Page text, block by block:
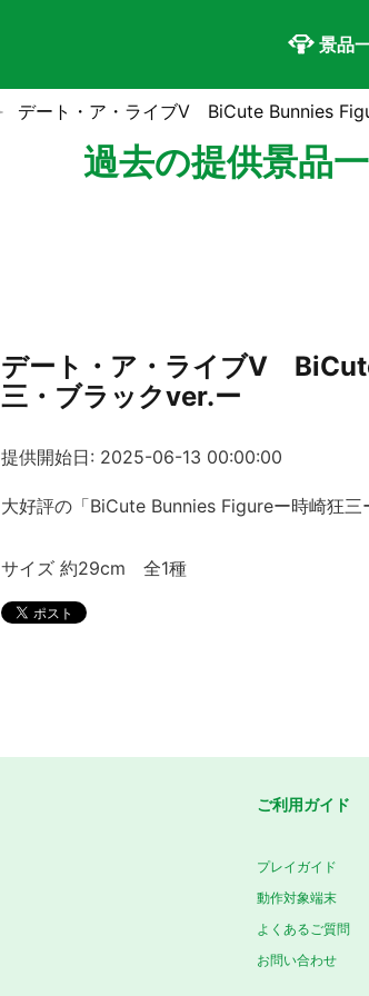
景品
デート・ア・ライブⅤ BiCute Bunnies
過去の提供景品
デート・ア・ライブⅤ
三・ブラックver.ー
提供開始日: 2025-06-13 00:00:00
大好評の「BiCute Bunnies Figureー時崎狂三
サイズ 約29cm 全1種
ご利用ガイド
プレイガイド
動作対象端末
よくあるご質問
お問い合わせ